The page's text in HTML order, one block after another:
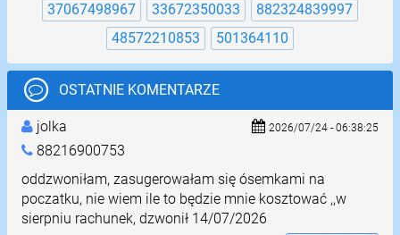
37067498967
33672350033
882324839997
48572210853
501364110
OSTATNIE KOMENTARZE
jolka
88216900753
2026/07/24 - 06:38:25
oddzwoniłam, zasugerowałam się ósemkami na
poczatku, nie wiem ile to będzie mnie kosztować ,,w
sierpniu rachunek, dzwonił 14/07/2026